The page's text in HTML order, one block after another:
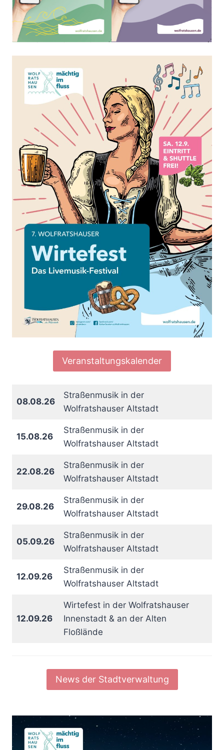
Veranstaltungskalender
08.08.26
Straßenmusik in der
Wolfratshauser Altstadt
15.08.26
Straßenmusik in der
Wolfratshauser Altstadt
22.08.26
Straßenmusik in der
Wolfratshauser Altstadt
29.08.26
Straßenmusik in der
Wolfratshauser Altstadt
05.09.26
Straßenmusik in der
Wolfratshauser Altstadt
12.09.26
Straßenmusik in der
Wolfratshauser Altstadt
12.09.26
Wirtefest in der Wolfratshauser
Innenstadt & an der Alten
Floßlände
News der Stadtverwaltung